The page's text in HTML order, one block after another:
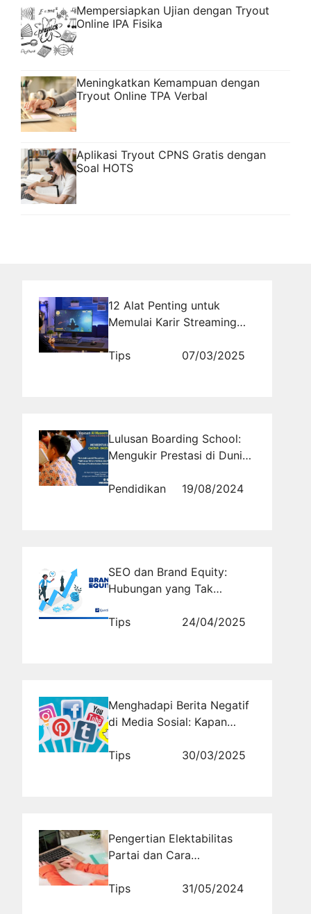
Mempersiapkan Ujian dengan Tryout
Online IPA Fisika
Meningkatkan Kemampuan dengan
Tryout Online TPA Verbal
Aplikasi Tryout CPNS Gratis dengan
Soal HOTS
12 Alat Penting untuk
Memulai Karir Streaming
Tips
07/03/2025
Lulusan Boarding School:
Mengukir Prestasi di Dunia
Pendidikan
19/08/2024
SEO dan Brand Equity:
Hubungan yang Tak
Tips
24/04/2025
Menghadapi Berita Negatif
di Media Sosial: Kapan
Harus Diam?
Tips 30/03/2025
Pengertian Elektabilitas
Partai dan Cara
Tips
31/05/2024